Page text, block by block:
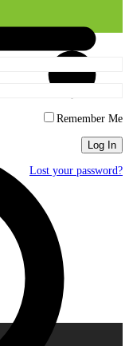
Remember Me
Lost your password?